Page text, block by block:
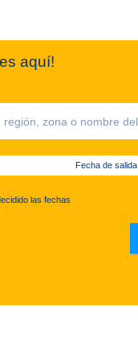
aquí!
Fecha de salida
las fechas